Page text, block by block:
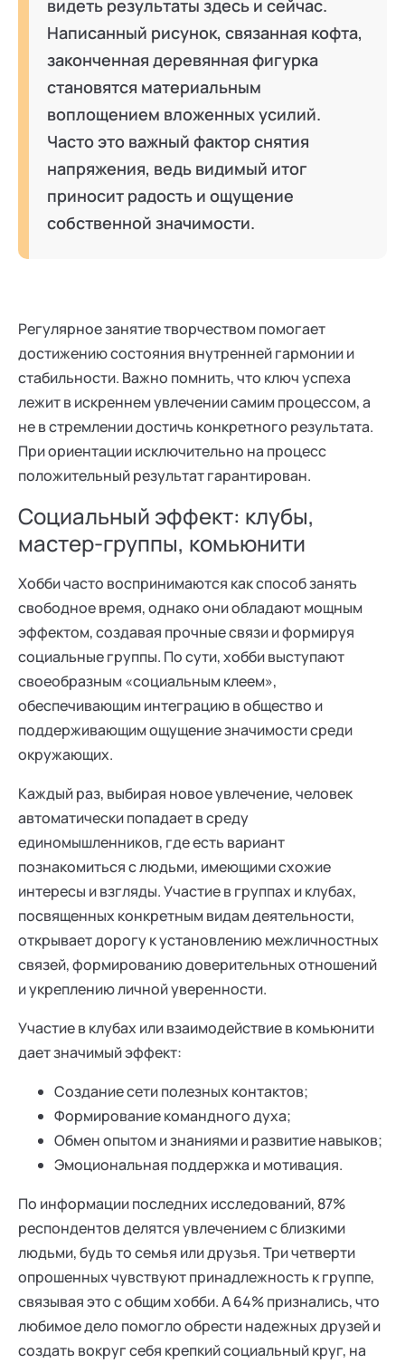
видеть результаты здесь и сейчас.
Написанный рисунок, связанная кофта,
законченная деревянная фигурка
становятся материальным
воплощением вложенных усилий.
Часто это важный фактор снятия
напряжения, ведь видимый итог
приносит радость и ощущение
собственной значимости.
Регулярное занятие творчеством помогает
достижению состояния внутренней гармонии и
стабильности. Важно помнить, что ключ успеха
лежит в искреннем увлечении самим процессом, а
не в стремлении достичь конкретного результата.
При ориентации исключительно на процесс
положительный результат гарантирован.
Социальный эффект: клубы,
мастер-группы, комьюнити
Хобби часто воспринимаются как способ занять
свободное время, однако они обладают мощным
эффектом, создавая прочные связи и формируя
социальные группы. По сути, хобби выступают
своеобразным «социальным клеем»,
обеспечивающим интеграцию в общество и
поддерживающим ощущение значимости среди
окружающих.
Каждый раз, выбирая новое увлечение, человек
автоматически попадает в среду
единомышленников, где есть вариант
познакомиться с людьми, имеющими схожие
интересы и взгляды. Участие в группах и клубах,
посвященных конкретным видам деятельности,
открывает дорогу к установлению межличностных
связей, формированию доверительных отношений
и укреплению личной уверенности.
Участие в клубах или взаимодействие в комьюнити
дает значимый эффект:
Создание сети полезных контактов;
Формирование командного духа;
Обмен опытом и знаниями и развитие навыков;
Эмоциональная поддержка и мотивация.
По информации последних исследований, 87%
респондентов делятся увлечением с близкими
людьми, будь то семья или друзья. Три четверти
опрошенных чувствуют принадлежность к группе,
связывая это с общим хобби. А 64% признались, что
любимое дело помогло обрести надежных друзей и
создать вокруг себя крепкий социальный круг, на